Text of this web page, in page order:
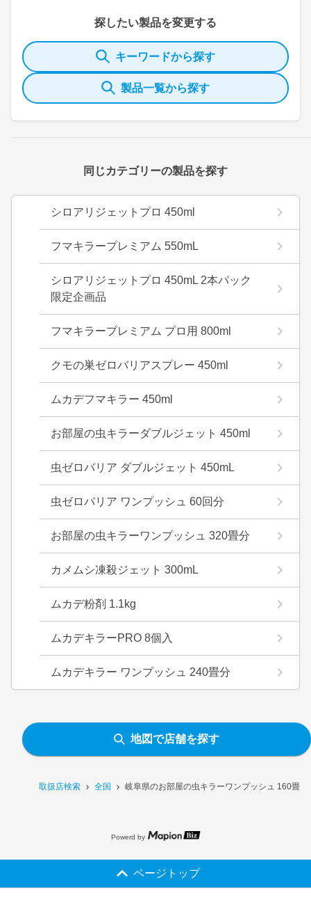
取扱店検索 全国 岐阜県のお部屋の虫キラーワンプッシュ 160畳分
探したい製品を変更する
キーワードから探す
製品一覧から探す
同じカテゴリーの製品を探す
シロアリジェットプロ 450ml
フマキラープレミアム 550mL
シロアリジェットプロ 450mL 2本パック
限定企画品
フマキラープレミアム プロ用 800ml
クモの巣ゼロバリアスプレー 450ml
ムカデフマキラー 450ml
お部屋の虫キラーダブルジェット 450ml
虫ゼロバリア ダブルジェット 450mL
虫ゼロバリア ワンプッシュ 60回分
お部屋の虫キラーワンプッシュ 320畳分
カメムシ凍殺ジェット 300mL
ムカデ粉剤 1.1kg
ムカデキラーPRO 8個入
ムカデキラー ワンプッシュ 240畳分
地図で店舗を探す
Powerd by
ページトップ